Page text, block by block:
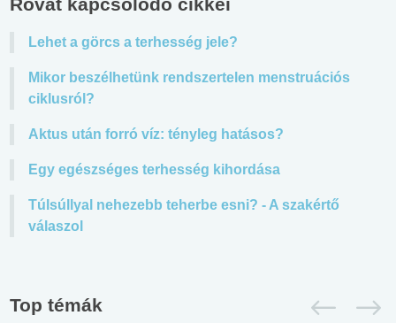
Lehet a görcs a terhesség jele?
Mikor beszélhetünk rendszertelen menstruációs
ciklusról?
Aktus után forró víz: tényleg hatásos?
Egy egészséges terhesség kihordása
Túlsúllyal nehezebb teherbe esni? - A szakértő
válaszol
Top témák